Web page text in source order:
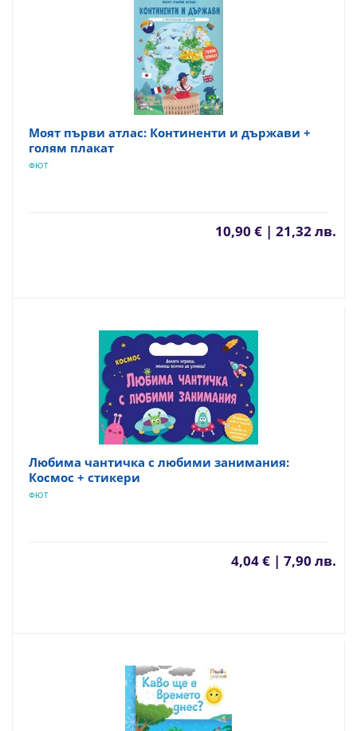
Моят първи атлас: Континенти и държави +
голям плакат
ФЮТ
10,90 € | 21,32 лв.
Любима чантичка с любими занимания:
Космос + стикери
ФЮТ
4,04 € | 7,90 лв.